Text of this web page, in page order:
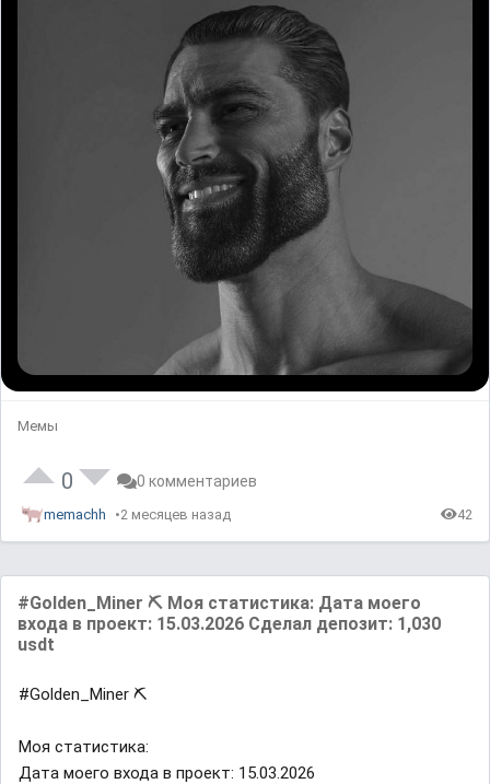
Мемы
0 0 комментариев
memachh 2 месяцев назад 42
#Golden_Miner ⛏ Моя статистика: Дата моего
входа в проект: 15.03.2026 Сделал депозит: 1,030
usdt
#Golden_Miner ⛏
Моя статистика:
Дата моего входа в проект: 15.03.2026